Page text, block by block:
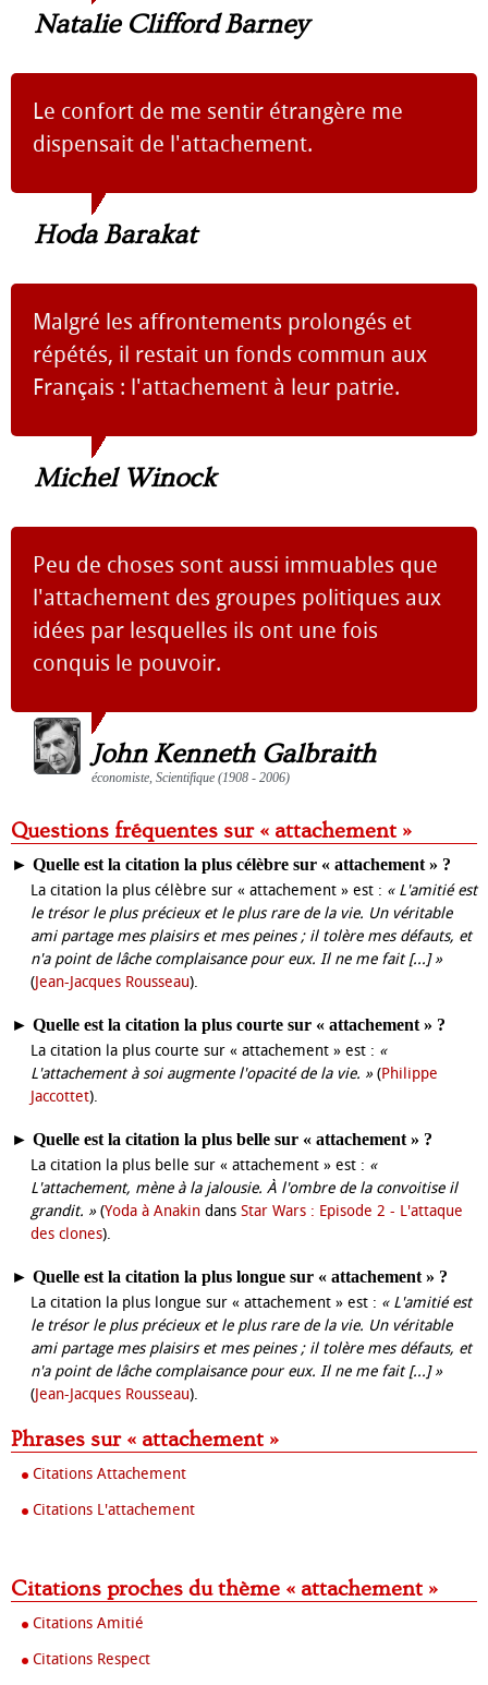
Natalie Clifford Barney
Le confort de me sentir étrangère me
dispensait de l'attachement.
Hoda Barakat
Malgré les affrontements prolongés et
répétés, il restait un fonds commun aux
Français : l'attachement à leur patrie.
Michel Winock
Peu de choses sont aussi immuables que
l'attachement des groupes politiques aux
idées par lesquelles ils ont une fois
conquis le pouvoir.
John Kenneth Galbraith
économiste, Scientifique (1908 - 2006)
Questions fréquentes sur « attachement »
► Quelle est la citation la plus célèbre sur « attachement » ?
La citation la plus célèbre sur « attachement » est : « L'amitié est
le trésor le plus précieux et le plus rare de la vie. Un véritable
ami partage mes plaisirs et mes peines ; il tolère mes défauts, et
n'a point de lâche complaisance pour eux. Il ne me fait [...] »
(Jean-Jacques Rousseau).
► Quelle est la citation la plus courte sur « attachement » ?
La citation la plus courte sur « attachement » est : «
L'attachement à soi augmente l'opacité de la vie. »(Philippe
Jaccottet).
► Quelle est la citation la plus belle sur « attachement » ?
La citation la plus belle sur « attachement » est : «
L'attachement, mène à la jalousie. À l'ombre de la convoitise il
grandit. »(Yoda à Anakin dans Star Wars : Episode 2 - L'attaque
des clones).
► Quelle est la citation la plus longue sur « attachement » ?
La citation la plus longue sur « attachement » est : « L'amitié est
le trésor le plus précieux et le plus rare de la vie. Un véritable
ami partage mes plaisirs et mes peines ; il tolère mes défauts, et
n'a point de lâche complaisance pour eux. Il ne me fait [...] »
(Jean-Jacques Rousseau).
Phrases sur « attachement »
Citations Attachement
Citations L'attachement
Citations proches du thème « attachement »
Citations Amitié
Citations Respect